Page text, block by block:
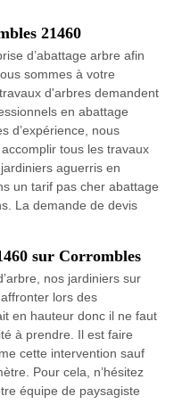
21460
d’abattage arbre afin
sommes à votre
d'arbres demandent
en abattage
d’expérience, nous
tous les travaux
aguerris en
un tarif pas cher abattage
La demande de devis
sur Corrombles
nos jardiniers sur
lors des
en hauteur donc il ne faut
à prendre. Il est faire
cette intervention sauf
Pour cela, n’hésitez
équipe de paysagiste